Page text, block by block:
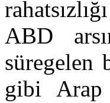
ABD
süregelen
gibi Arap